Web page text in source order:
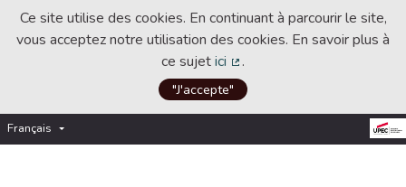
Ce site utilise des cookies. En continuant à parcourir le site,
vous acceptez notre utilisation des cookies. En savoir plus à
ce sujetici
(Lien externe)
.
"J'accepte"
Français Choisir la langue